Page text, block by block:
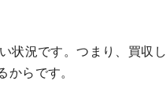
状況です。つまり、買収し
らです。